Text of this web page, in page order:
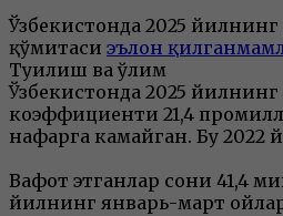
Ўзбекистонда 2025
қўмитаси эълон
Туғилиш ва ўлим
Ўзбекистонда 2025
коэффициенти 21,4
нафарга камайган. Бу 2022
Вафот этганлар сони 41,4
йилнинг январь-март